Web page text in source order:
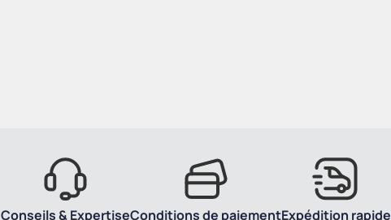
Conseils & ExpertiseConditions de paiementExpédition rapide